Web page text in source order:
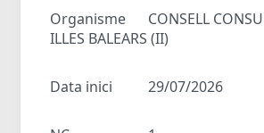
Organisme
CONSELL
ILLES BALEARS (II)
Data inici 29/07/2026